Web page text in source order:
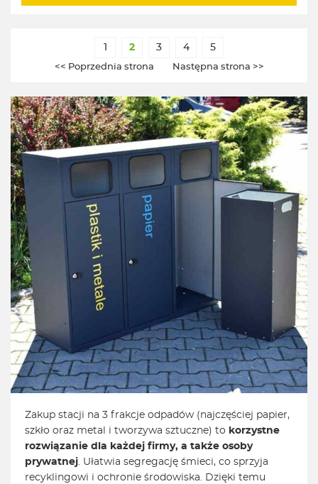
Zakup stacji na 3 frakcje odpadów (najczęściej papier,
szkło oraz metal i tworzywa sztuczne) to korzystne
rozwiązanie dla każdej firmy, a także osoby
prywatnej. Ułatwia segregację śmieci, co sprzyja
recyklingowi i ochronie środowiska. Dzięki temu
<< Poprzednia strona
2 3 4 5
Następna strona >>